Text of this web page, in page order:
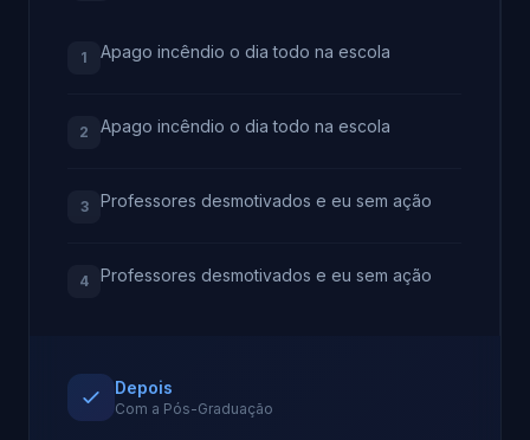
1 Apago incêndio o dia todo na escola
2 Apago incêndio o dia todo na escola
3 Professores desmotivados e eu sem ação
4 Professores desmotivados e eu sem ação
Depois
Com a Pós-Graduação